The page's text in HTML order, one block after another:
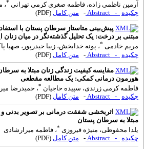
آرمین ناظمی زاده، فاطمه صغری کرمی تهرانی ،
چکیده - Abstract
- متن کامل(PDF)
پیش‌بینی متاستاز سرطان پستان با استفاده
مبتنی بر درخت: یک تحلیل گذشته‌نگر در میان زنان
مریم خادمی ، پونه خدابخش، زیبا حیدرپور، صهبا
چکیده - Abstract
- متن کامل(PDF)
مقایسه کیفیت زندگی زنان مبتلا به
هورمون درمانی کمکی: یک مطالعه مقطعی
فاطمه کرمی زرندی، سپیده حاجیان ، حمیدرضا
چکیده - Abstract
- متن کامل(PDF)
اثربخشی شفقت درمانی بر تصویر بدنی و
مبتلا به سرطان پستان
یلدا محفوظی، منیژه فیروزی ، فاطمه میرارشادی
چکیده - Abstract
- متن کامل(PDF)